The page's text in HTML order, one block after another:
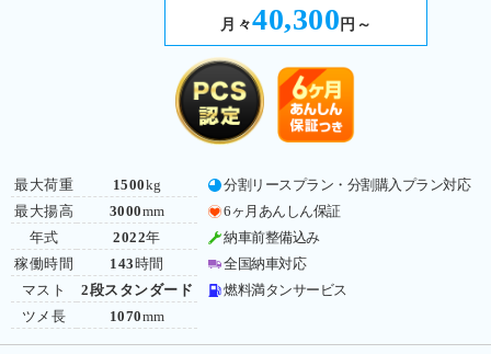
月々40,300 円～
最大荷重
最大揚高
年式
稼働時間
マスト
ツメ長
1500kg
3000mm
2022年
143 時間
2段スタンダード
1070mm
分割リースプラン・分割購入プラン対応
6ヶ月あんしん保証
納車前整備込み
全国納車対応
燃料満タンサービス